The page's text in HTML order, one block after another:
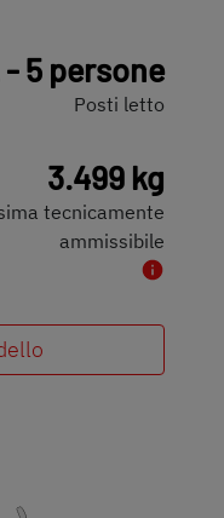
- 5 persone
Posti letto
3.499 kg
tecnicamente
ammissibile